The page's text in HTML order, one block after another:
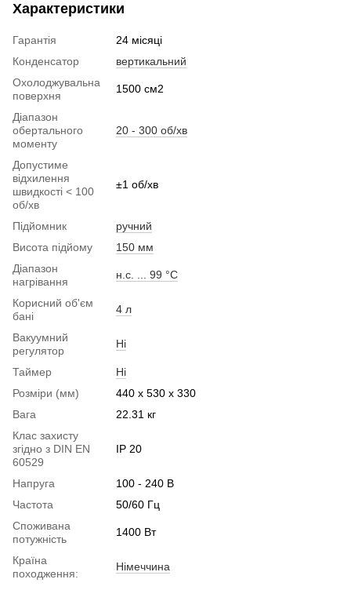
Характеристики
Гарантія
24 місяці
Конденсатор
вертикальний
Охолоджувальна
поверхня
1500 см2
Діапазон
обертального
моменту
20 - 300 об/хв
Допустиме
відхилення
швидкості < 100
об/хв
±1 об/хв
Підйомник
ручний
Висота підйому
150 мм
Діапазон
нагрівання
н.с. ... 99 °C
Корисний об'єм
бані
4 л
Вакуумний
регулятор
Ні
Таймер
Ні
Розміри (мм)
440 x 530 x 330
Вага
22.31 кг
Клас захисту
згідно з DIN EN
60529
IP 20
Напруга
100 - 240 В
Частота
50/60 Гц
Споживана
потужність
1400 Вт
Країна
походження:
Німеччина